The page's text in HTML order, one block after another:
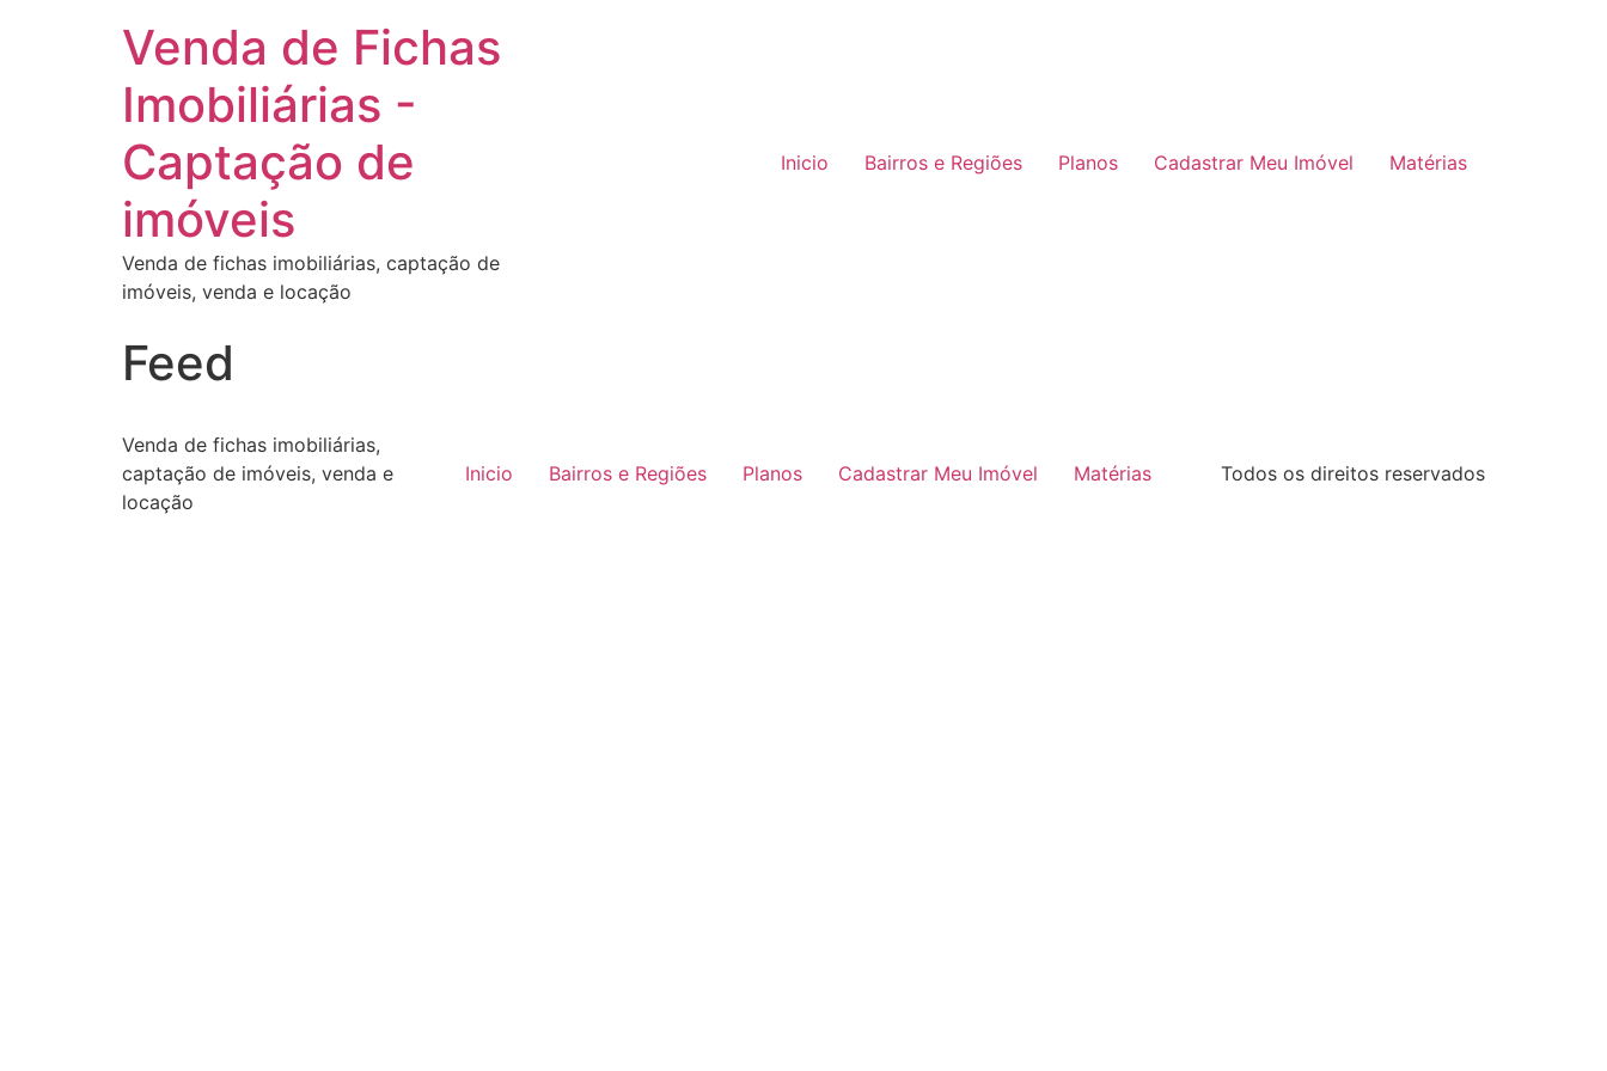
Venda de Fichas
Imobiliárias -
Captação de
imóveis
Venda de fichas imobiliárias, captação de
imóveis, venda e locação
Inicio Bairros e Regiões Planos Cadastrar Meu Imóvel Matérias
Feed
Venda de fichas imobiliárias,
captação de imóveis, venda e
locação
Inicio Bairros e Regiões Planos Cadastrar Meu Imóvel Matérias Todos os direitos reservados